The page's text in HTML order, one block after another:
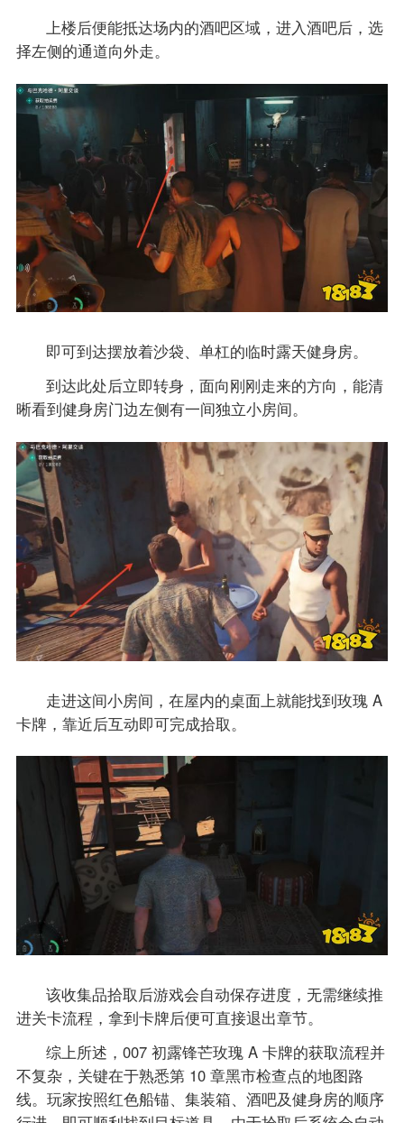
上楼后便能抵达场内的酒吧区域，进入酒吧后，选
择左侧的通道向外走。
即可到达摆放着沙袋、单杠的临时露天健身房。
到达此处后立即转身，面向刚刚走来的方向，能清
晰看到健身房门边左侧有一间独立小房间。
走进这间小房间，在屋内的桌面上就能找到玫瑰 A
卡牌，靠近后互动即可完成拾取。
该收集品拾取后游戏会自动保存进度，无需继续推
进关卡流程，拿到卡牌后便可直接退出章节。
综上所述，007 初露锋芒玫瑰 A 卡牌的获取流程并
不复杂，关键在于熟悉第 10 章黑市检查点的地图路
线。玩家按照红色船锚、集装箱、酒吧及健身房的顺序